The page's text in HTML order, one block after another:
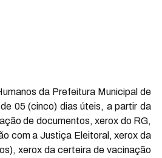
da Prefeitura Municipal de
05 (cinco) dias úteis, a partir da
de documentos, xerox do RG,
com a Justiça Eleitoral, xerox da
xerox da certeira de vacinação